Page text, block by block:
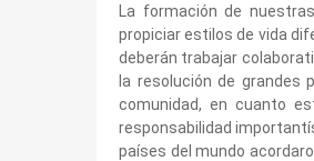
La formación de
propiciar estilos de vida
deberán trabajar
la resolución de grandes
comunidad, en cuanto
responsabilidad
países del mundo